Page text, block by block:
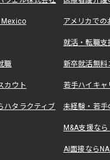
Mexico アメリカで
就活・転職
職 新卒就活無料
カウト 若手ハイキ
ハタラクティブ 未経験・若手
M&A支援な
AI面接なら